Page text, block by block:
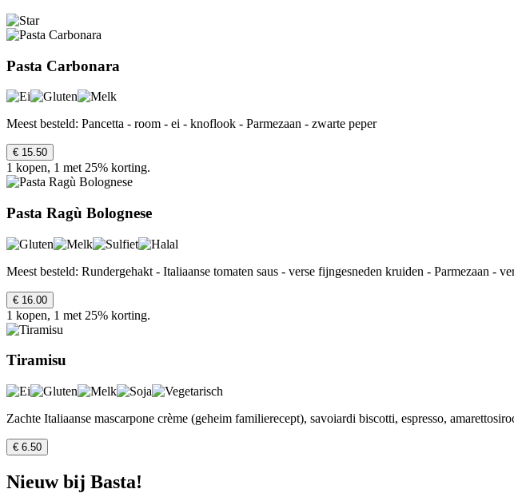
Pasta Carbonara
Meest besteld: Pancetta - room - ei - knoflook - Parmezaan - zwarte peper
€ 15.50
1 kopen, 1 met 25% korting.
Pasta Ragù Bolognese
Meest besteld: Rundergehakt - Italiaanse tomaten saus - verse fijngesneden kruiden - Parmezaan -
€ 16.00
1 kopen, 1 met 25% korting.
Tiramisu
Zachte Italiaanse mascarpone crème (geheim familierecept), savoiardi biscotti, espresso,
€ 6.50
Nieuw bij Basta!